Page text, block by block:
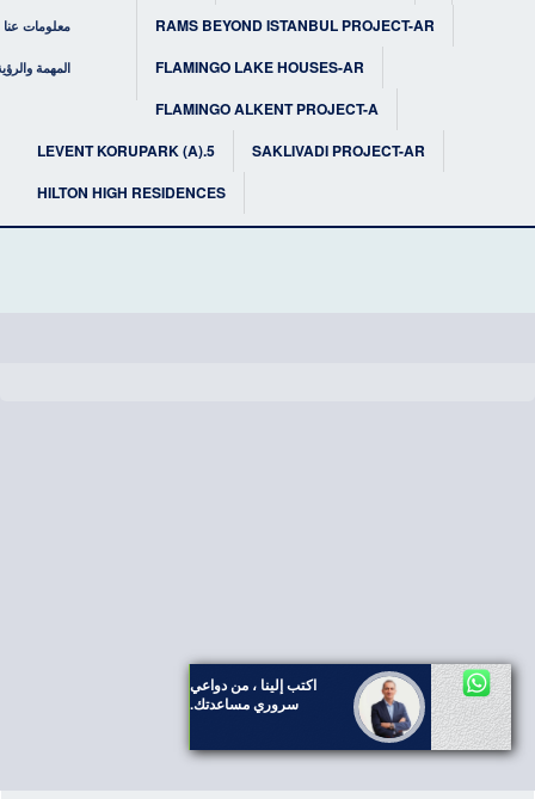
معلومات عنا
المهمة
RAMS BEYOND ISTANBUL PROJECT-AR
FLAMINGO LAKE HOUSES-AR
FLAMINGO ALKENT PROJECT-A
5.LEVENT KORUPARK (A)
SAKLIVADI PROJECT-AR
HILTON HIGH RESIDENCES
اكتب إلينا ، من دواعي
سروري مساعدتك.